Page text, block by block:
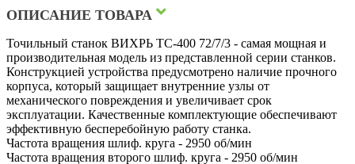
ОПИСАНИЕ ТОВАРА
Точильный станок ВИХРЬ ТС-400 72/7/3 - самая мощная и
производительная модель из представленной серии станков.
Конструкцией устройства предусмотрено наличие прочного
корпуса, который защищает внутренние узлы от
механического повреждения и увеличивает срок
эксплуатации. Качественные комплектующие обеспечивают
эффективную бесперебойную работу станка.
Частота вращения шлиф. круга - 2950 об/мин
Частота вращения второго шлиф. круга - 2950 об/мин